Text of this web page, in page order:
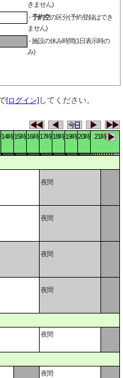
きません)
-予約空の区分(予約登録はでき
ません)
- 施設の休み時間(1日表示時の
み)
[ログイン]してください。
14時15時16時17時18時19時20時 21時
夜間
夜間
夜間
夜間
夜間
夜間